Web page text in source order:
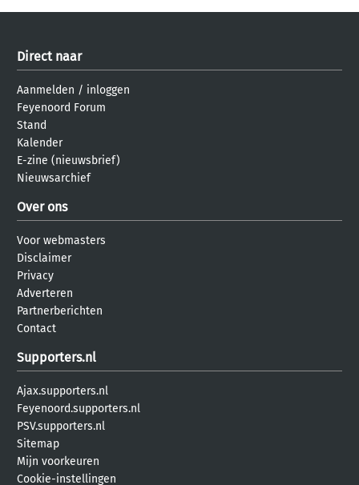
Direct naar
Aanmelden / inloggen
Feyenoord Forum
Stand
Kalender
E-zine (nieuwsbrief)
Nieuwsarchief
Over ons
Voor webmasters
Disclaimer
Privacy
Adverteren
Partnerberichten
Contact
Supporters.nl
Ajax.supporters.nl
Feyenoord.supporters.nl
PSV.supporters.nl
Sitemap
Mijn voorkeuren
Cookie-instellingen